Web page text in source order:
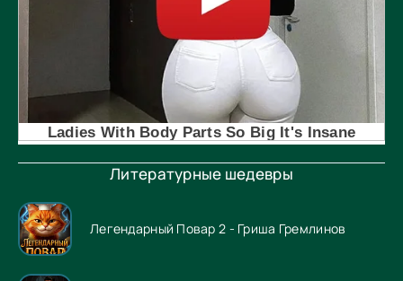
Литературные шедевры
Легендарный Повар 2 - Гриша Гремлинов